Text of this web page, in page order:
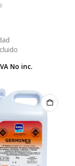
No inc.